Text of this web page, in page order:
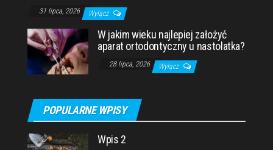
31 lipca, 2026 Wyłącz
W jakim wieku najlepiej założyć
aparat ortodontyczny u nastolatka?
28 lipca, 2026 Wyłącz
POPULARNE WPISY
Wpis 2